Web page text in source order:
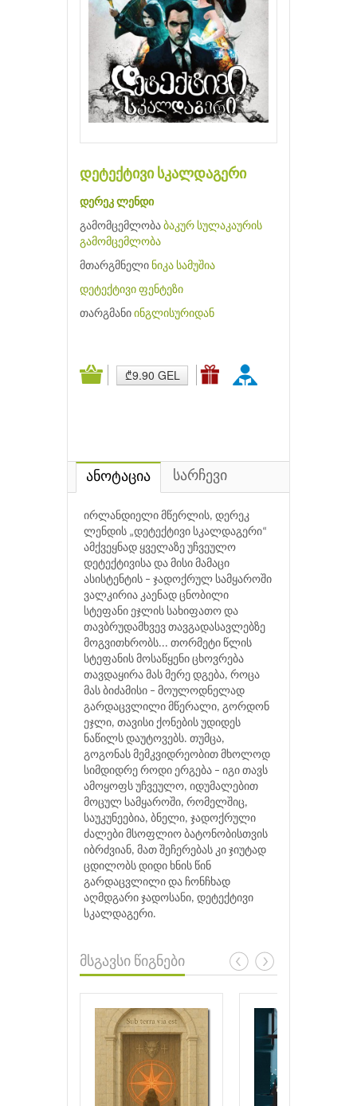
დეტექტივი სკალდაგერი
დერეკ ლენდი
გამომცემლობა ბაკურ სულაკაურის
გამომცემლობა
მთარგმნელი ნიკა სამუშია
დეტექტივი ფენტეზი
თარგმანი ინგლისურიდან
₾9.90 GEL
ანოტაცია სარჩევი
ირლანდიელი მწერლის, დერეკ
ლენდის „დეტექტივი სკალდაგერი“
ამქვეყნად ყველაზე უჩვეულო
დეტექტივისა და მისი მამაცი
ასისტენტის – ჯადოქრულ სამყაროში
ვალკირია კაენად ცნობილი
სტეფანი ეჯლის სახიფათო და
თავბრუდამხვევ თავგადასავლებზე
მოგვითხრობს... თორმეტი წლის
სტეფანის მოსაწყენი ცხოვრება
თავდაყირა მას მერე დგება, როცა
მას ბიძამისი – მოულოდნელად
გარდაცვლილი მწერალი, გორდონ
ეჯლი, თავისი ქონების უდიდეს
ნაწილს დაუტოვებს. თუმცა,
გოგონას მემკვიდრეობით მხოლოდ
სიმდიდრე როდი ერგება – იგი თავს
ამოყოფს უჩვეულო, იდუმალებით
მოცულ სამყაროში, რომელშიც,
საუკუნეებია, ბნელი, ჯადოქრული
ძალები მსოფლიო ბატონობისთვის
იბრძვიან, მათ შეჩერებას კი ჯიუტად
ცდილობს დიდი ხნის წინ
გარდაცვლილი და ჩონჩხად
აღმდგარი ჯადოსანი, დეტექტივი
სკალდაგერი.
მსგავსი წიგნები